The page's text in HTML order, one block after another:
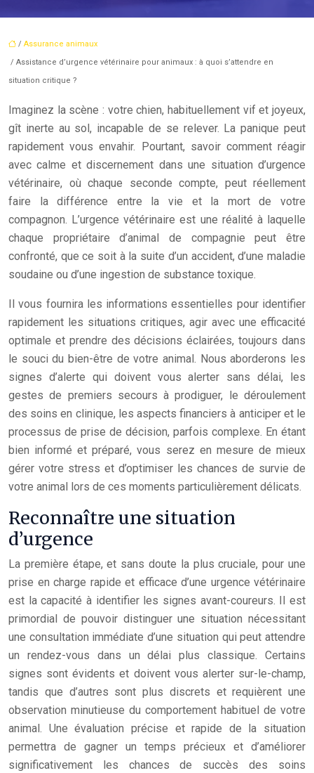
/ Assurance animaux
/ Assistance d’urgence vétérinaire pour animaux : à quoi s’attendre en
situation critique ?
Imaginez la scène : votre chien, habituellement vif et joyeux,
gît inerte au sol, incapable de se relever. La panique peut
rapidement vous envahir. Pourtant, savoir comment réagir
avec calme et discernement dans une situation d’urgence
vétérinaire, où chaque seconde compte, peut réellement
faire la différence entre la vie et la mort de votre
compagnon. L’urgence vétérinaire est une réalité à laquelle
chaque propriétaire d’animal de compagnie peut être
confronté, que ce soit à la suite d’un accident, d’une maladie
soudaine ou d’une ingestion de substance toxique.
Il vous fournira les informations essentielles pour identifier
rapidement les situations critiques, agir avec une efficacité
optimale et prendre des décisions éclairées, toujours dans
le souci du bien-être de votre animal. Nous aborderons les
signes d’alerte qui doivent vous alerter sans délai, les
gestes de premiers secours à prodiguer, le déroulement
des soins en clinique, les aspects financiers à anticiper et le
processus de prise de décision, parfois complexe. En étant
bien informé et préparé, vous serez en mesure de mieux
gérer votre stress et d’optimiser les chances de survie de
votre animal lors de ces moments particulièrement délicats.
Reconnaître une situation
d’urgence
La première étape, et sans doute la plus cruciale, pour une
prise en charge rapide et efficace d’une urgence vétérinaire
est la capacité à identifier les signes avant-coureurs. Il est
primordial de pouvoir distinguer une situation nécessitant
une consultation immédiate d’une situation qui peut attendre
un rendez-vous dans un délai plus classique. Certains
signes sont évidents et doivent vous alerter sur-le-champ,
tandis que d’autres sont plus discrets et requièrent une
observation minutieuse du comportement habituel de votre
animal. Une évaluation précise et rapide de la situation
permettra de gagner un temps précieux et d’améliorer
significativement les chances de succès des soins